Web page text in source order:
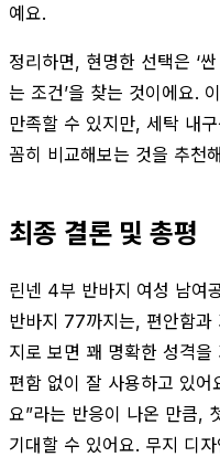
예요.
정리하면, 현명한 선택은 ‘
는 조건’을 찾는 것이에요.
만족할 수 있지만, 세탁 내
꼼히 비교해보는 것을 추천
최종 결론 및 총평
린넨 4부 반바지 여성 남여
반바지 77까지는, 편안함과
지로 보면 꽤 명확한 성격을
편함 없이 잘 사용하고 있어
요”라는 반응이 나온 만큼,
기대할 수 있어요. 무지 디